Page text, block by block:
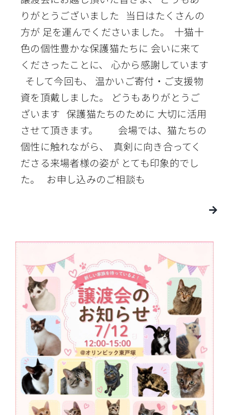
りがとうございました 当日はたくさんの
方が 足を運んでくださいました。 十猫十
色の個性豊かな保護猫たちに 会いに来て
くださったことに、 心から感謝しています
そして今回も、 温かいご寄付・ご支援物
資を頂戴しました。 どうもありがとうご
ざいます 保護猫たちのために 大切に活用
させて頂きます。 会場では、猫たちの
個性に触れながら、 真剣に向き合ってく
ださる来場者様の姿が とても印象的でし
た。 お申し込みのご相談も